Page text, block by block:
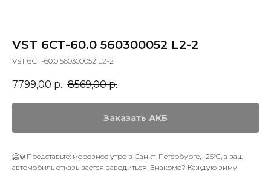
VST 6СТ-60.0 560300052 L2-2
VST 6СТ-60.0 560300052 L2-2
7799,00 р. 8569,00 р.
Заказать АКБ
🥶❄️ Представьте: морозное утро в Санкт-Петербурге, -25°C, а ваш
автомобиль отказывается заводиться! Знакомо? Каждую зиму